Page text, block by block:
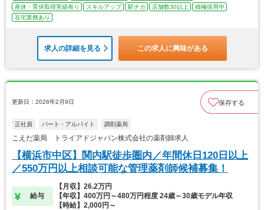
産休・育休取得実績有り
スキルアップ 駅チカ 店舗数30以上
積極採用中
在宅業務あり
求人の詳細を見る この求人に興味がある
更新日：2026年2月9日 保存する
正社員 パート・アルバイト 調剤薬局
こえだ薬局 トライアドジャパン株式会社の薬剤師求人
【横浜市中区】関内駅徒歩圏内／年間休日120日以上
／550万円以上相談可能な管理薬剤師候補募集！
給与
【月収】26.2万円
【年収】400万円～480万円程度 24歳～30歳モデル年収
【時給】2,000円～